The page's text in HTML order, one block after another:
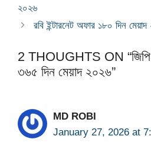
২০২৬
রবি ইন্টারনেট অফার ১৮০ দিন
2 THOUGHTS ON “জিপি
৩৬৫ দিন মেয়াদ ২০২৬”
MD ROBI
January 27, 2026 at